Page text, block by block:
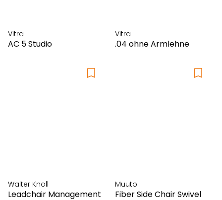
Vitra
AC 5 Studio
Vitra
.04 ohne Armlehne
Walter Knoll
Leadchair Management
Muuto
Fiber Side Chair Swivel